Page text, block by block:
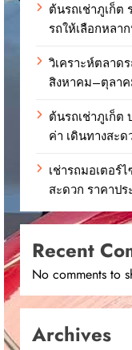
ต้นรถเช่าภูเก็ต
รถให้เลือกหลา
วิเคราะห์ตลาด
สิงหาคม–ตุลา
ต้นรถเช่าภูเก็ต
ค่า เดินทางสะ
เช่ารถมอเตอร์
สะดวก ราคาป
Recent
No comments to
Archives